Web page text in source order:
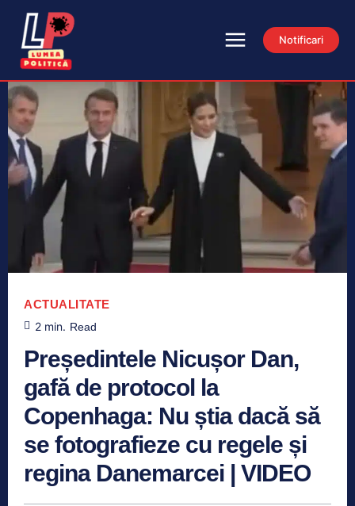
Notificari
ACTUALITATE
2 min. Read
Președintele Nicușor Dan,
gafă de protocol la
Copenhaga: Nu știa dacă să
se fotografieze cu regele și
regina Danemarcei | VIDEO